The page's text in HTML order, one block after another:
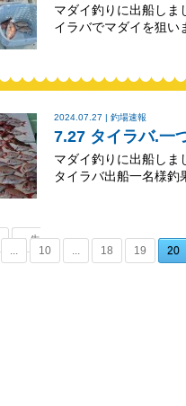
マダイ釣りに出船し
イラバでマダイを狙
2024.07.27 | 釣場速報
7.27 タイラバ.一
マダイ釣りに出船し
タイラバ出船一名様
« 先
... 10 ... 18 19 20